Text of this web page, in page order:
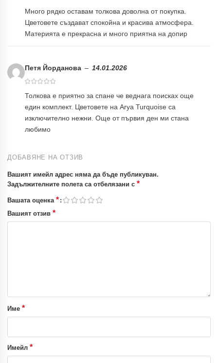
Много рядко оставам толкова доволна от покупка.
Цветовете създават спокойна и красива атмосфера.
Материята е прекрасна и много приятна на допир
Петя Йорданова – 14.01.2026
Толкова е приятно за спане че веднага поисках още
един комплект. Цветовете на Arya Turquoise са
изключително нежни. Още от първия ден ми стана
любимо
ДОБАВЯНЕ НА ОТЗИВ
Вашият имейл адрес няма да бъде публикуван.
Задължителните полета са отбелязани с *
Вашата оценка *
Вашият отзив *
Име *
Имейл *